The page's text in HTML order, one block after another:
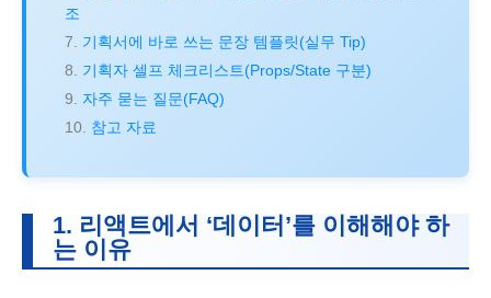
조
기획서에 바로 쓰는 문장 템플릿(실무 Tip)
기획자 셀프 체크리스트(Props/State 구분)
자주 묻는 질문(FAQ)
참고 자료
1. 리액트에서 ‘데이터’를 이해해야 하
는 이유